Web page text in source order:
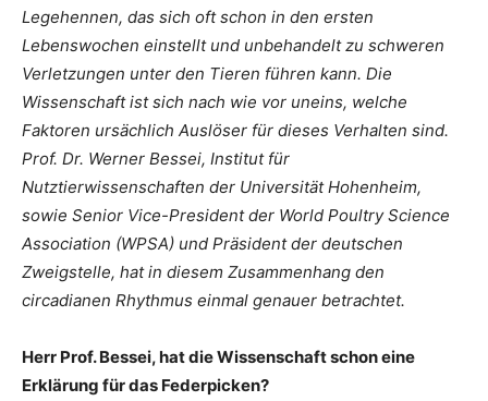
Legehennen, das sich oft schon in den ersten
Lebenswochen einstellt und unbehandelt zu schweren
Verletzungen unter den Tieren führen kann. Die
Wissenschaft ist sich nach wie vor uneins, welche
Faktoren ursächlich Auslöser für dieses Verhalten sind.
Prof. Dr. Werner Bessei, Institut für
Nutztierwissenschaften der Universität Hohenheim,
sowie Senior Vice-President der World Poultry Science
Association (WPSA) und Präsident der deutschen
Zweigstelle, hat in diesem Zusammenhang den
circadianen Rhythmus einmal genauer betrachtet.
Herr Prof. Bessei, hat die Wissenschaft schon eine
Erklärung für das Federpicken?